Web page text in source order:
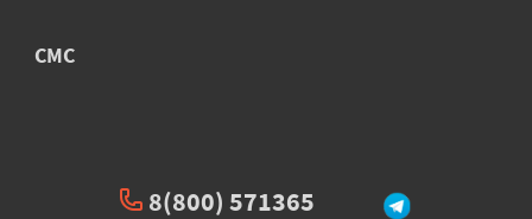
СМС
8(800) 571365